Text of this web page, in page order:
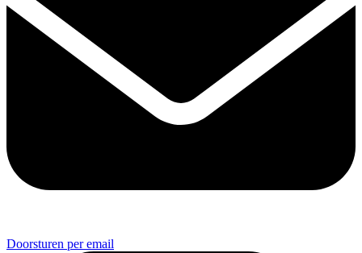
Doorsturen per email